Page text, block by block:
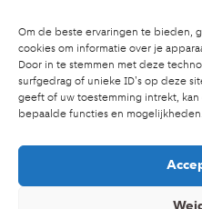
Om de beste ervaringen te bieden,
cookies om informatie over je
Door in te stemmen met deze
surfgedrag of unieke ID's op deze
geeft of uw toestemming intrekt,
bepaalde functies en mogelijkheden.
Zoek contactpersoon
Trainingen
Ouderportaal JGZ